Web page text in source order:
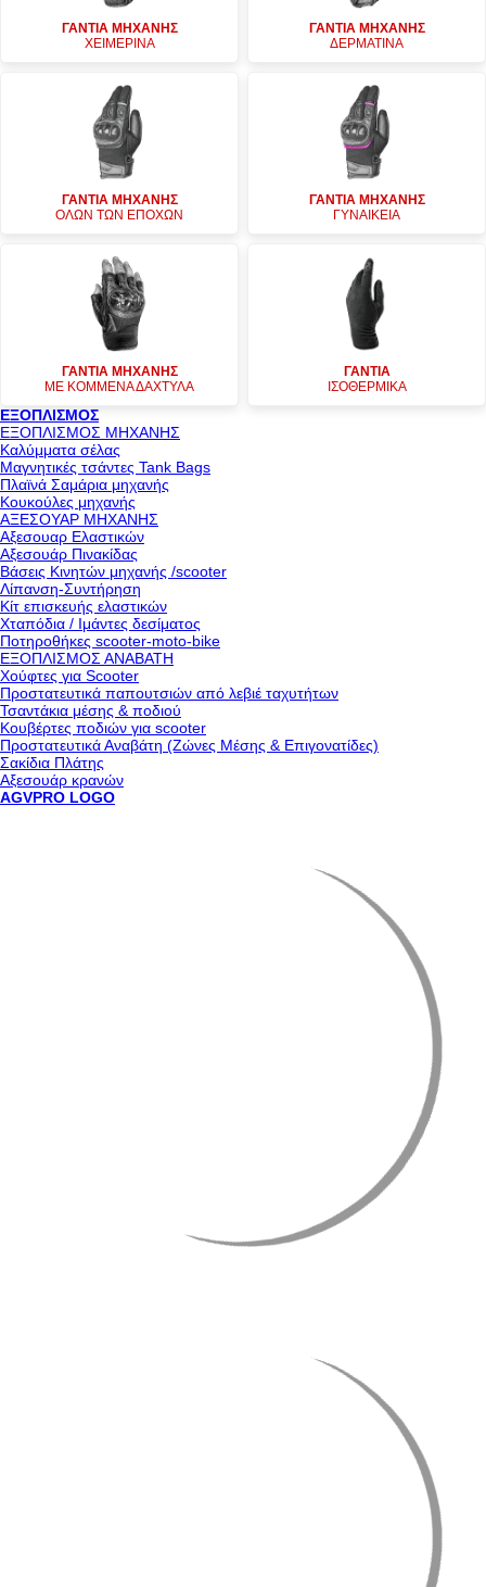
ΓΑΝΤΙΑ ΜΗΧΑΝΗΣ
ΧΕΙΜΕΡΙΝΑ
ΓΑΝΤΙΑ ΜΗΧΑΝΗΣ
ΔΕΡΜΑΤΙΝΑ
ΓΑΝΤΙΑ ΜΗΧΑΝΗΣ
ΟΛΩΝ ΤΩΝ ΕΠΟΧΩΝ
ΓΑΝΤΙΑ ΜΗΧΑΝΗΣ
ΓΥΝΑΙΚΕΙΑ
ΓΑΝΤΙΑ ΜΗΧΑΝΗΣ
ΜΕ ΚΟΜΜΕΝΑ ΔΑΧΤΥΛΑ
ΓΑΝΤΙΑ
ΙΣΟΘΕΡΜΙΚΑ
ΕΞΟΠΛΙΣΜΟΣ
ΕΞΟΠΛΙΣΜΟΣ ΜΗΧΑΝΗΣ
Καλύμματα σέλας
Μαγνητικές τσάντες Tank Bags
Πλαϊνά Σαμάρια μηχανής
Κουκούλες μηχανής
ΑΞΕΣΟΥΑΡ ΜΗΧΑΝΗΣ
Αξεσουαρ Ελαστικών
Αξεσουάρ Πινακίδας
Βάσεις Κινητών μηχανής /scooter
Λίπανση-Συντήρηση
Κίτ επισκευής ελαστικών
Χταπόδια / Ιμάντες δεσίματος
Ποτηροθήκες scooter-moto-bike
ΕΞΟΠΛΙΣΜΟΣ ΑΝΑΒΑΤΗ
Χούφτες για Scooter
Προστατευτικά παπουτσιών από λεβιέ ταχυτήτων
Τσαντάκια μέσης & ποδιού
Κουβέρτες ποδιών για scooter
Προστατευτικά Αναβάτη (Ζώνες Μέσης & Επιγονατίδες)
Σακίδια Πλάτης
Αξεσουάρ κρανών
AGVPRO LOGO